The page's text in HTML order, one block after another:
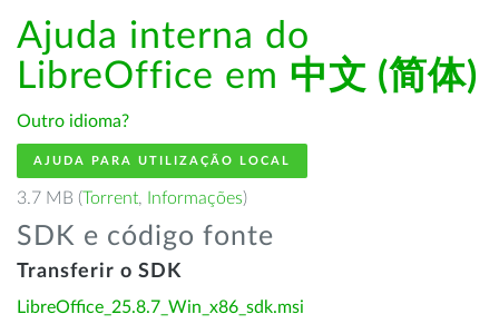
Ajuda interna do
LibreOffice em 中文 (简体)
Outro idioma?
AJUDA PARA UTILIZAÇÃO LOCAL
3.7 MB (Torrent, Informações)
SDK e código fonte
Transferir o SDK
LibreOffice_25.8.7_Win_x86_sdk.msi